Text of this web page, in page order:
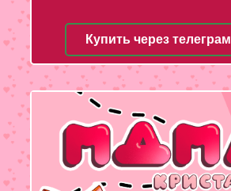
Купить через телеграм